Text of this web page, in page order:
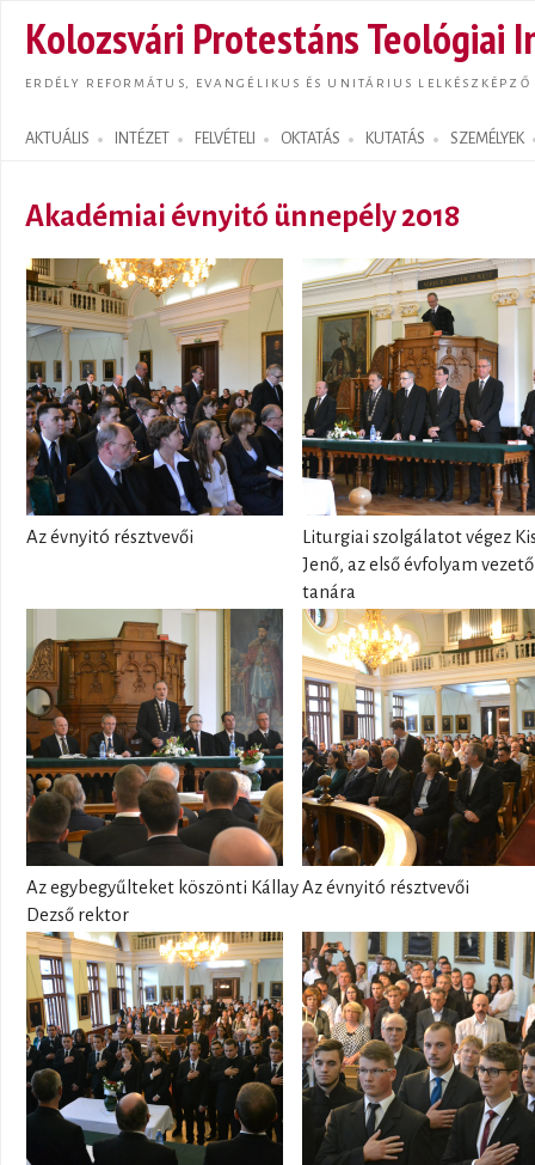
Kolozsvári Protestáns Teológiai
ERDÉLY REFORMÁTUS, EVANGÉLIKUS ÉS UNITÁRIUS LELKÉSZKÉPZŐ
AKTUÁLIS INTÉZET FELVÉTELI OKTATÁS KUTATÁS SZEMÉLYEK
Search form
Akadémiai évnyitó ünnepély 2018
Az évnyitó résztvevői
Liturgiai szolgálatot végez
Jenő, az első évfolyam vezető
tanára
Az egybegyűlteket köszönti Kállay
Dezső rektor
Az évnyitó résztvevői